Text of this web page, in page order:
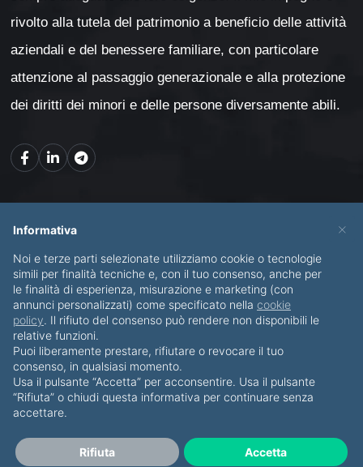
rivolto alla tutela del patrimonio a beneficio delle attività
aziendali e del benessere familiare, con particolare
attenzione al passaggio generazionale e alla protezione
dei diritti dei minori e delle persone diversamente abili.
CHI SONO SERVIZI
BLOG CONTATTI
© Copyright 2012-2026 Piero Di Bello & Partners
Tutti i diritti riservati
P.IVA IT07911820723
×
Informativa
Noi e terze parti selezionate utilizziamo cookie o tecnologie
simili per finalità tecniche e, con il tuo consenso, anche per
le finalità di esperienza, misurazione e marketing (con
annunci personalizzati) come specificato nella cookie
policy. Il rifiuto del consenso può rendere non disponibili le
relative funzioni.
Puoi liberamente prestare, rifiutare o revocare il tuo
consenso, in qualsiasi momento.
Usa il pulsante “Accetta” per acconsentire. Usa il pulsante
“Rifiuta” o chiudi questa informativa per continuare senza
accettare.
Rifiuta Accetta